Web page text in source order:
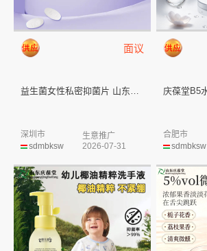
面议
益生菌女性私密抑菌片 山东庆葆...
sdmbksw
深圳市
生意推广
2026-07-31
sdmbksw
合肥市